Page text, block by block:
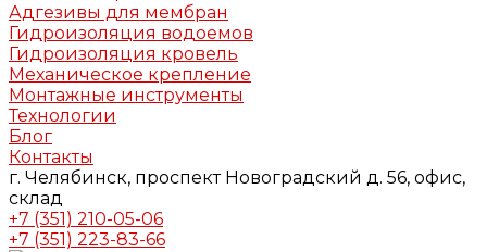
Адгезивы для мембран
Гидроизоляция водоемов
Гидроизоляция кровель
Механическое крепление
Монтажные инструменты
Технологии
Блог
Контакты
г. Челябинск, проспект Новоградский д. 56, офис,
склад
+7 (351) 210-05-06
+7 (351) 223-83-66